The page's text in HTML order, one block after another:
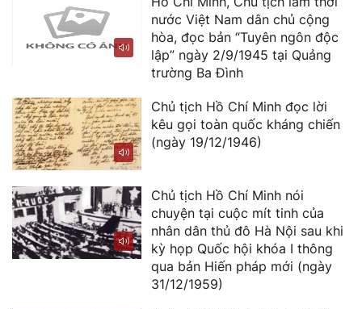
nước Việt Nam dân chủ cộng
hòa, đọc bản “Tuyên ngôn độc
lập” ngày 2/9/1945 tại Quảng
trường Ba Đình
Chủ tịch Hồ Chí Minh đọc lời
kêu gọi toàn quốc kháng chiến
(ngày 19/12/1946)
Chủ tịch Hồ Chí Minh nói
chuyện tại cuộc mít tinh của
nhân dân thủ đô Hà Nội sau khi
kỳ họp Quốc hội khóa I thông
qua bản Hiến pháp mới (ngày
31/12/1959)